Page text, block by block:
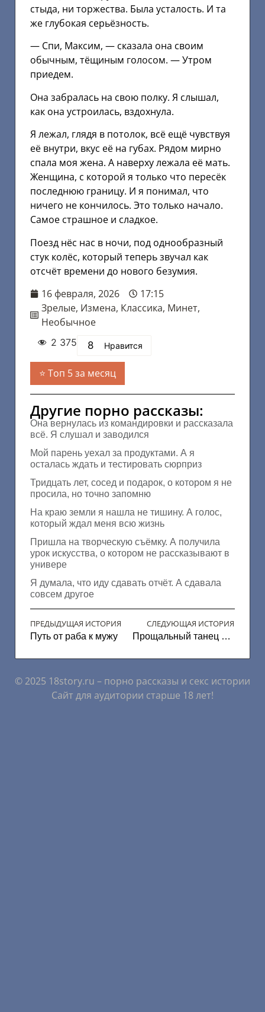
стыда, ни торжества. Была усталость. И та
же глубокая серьёзность.
— Спи, Максим, — сказала она своим
обычным, тёщиным голосом. — Утром
приедем.
Она забралась на свою полку. Я слышал,
как она устроилась, вздохнула.
Я лежал, глядя в потолок, всё ещё чувствуя
её внутри, вкус её на губах. Рядом мирно
спала моя жена. А наверху лежала её мать.
Женщина, с которой я только что пересёк
последнюю границу. И я понимал, что
ничего не кончилось. Это только начало.
Самое страшное и сладкое.
Поезд нёс нас в ночи, под однообразный
стук колёс, который теперь звучал как
отсчёт времени до нового безумия.
16 февраля, 2026
17:15
Зрелые, Измена, Классика, Минет,
Необычное
2 375 8 Нравится
Топ 5 за месяц
Другие порно рассказы:
Она вернулась из командировки и рассказала
всё. Я слушал и заводился
Мой парень уехал за продуктами. А я
осталась ждать и тестировать сюрприз
Тридцать лет, сосед и подарок, о котором я не
просила, но точно запомню
На краю земли я нашла не тишину. А голос,
который ждал меня всю жизнь
Пришла на творческую съёмку. А получила
урок искусства, о котором не рассказывают в
универе
Я думала, что иду сдавать отчёт. А сдавала
совсем другое
ПРЕДЫДУЩАЯ ИСТОРИЯ
Путь от раба к мужу
СЛЕДУЮЩАЯ ИСТОРИЯ
Прощальный танец в дамской комнате
© 2025 18story.ru – порно рассказы и секс истории
Сайт для аудитории старше 18 лет!